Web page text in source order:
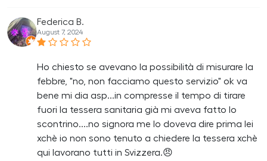
Federica B.
August 7, 2024
Ho chiesto se avevano la possibilità di misurare la
febbre, "no, non facciamo questo servizio" ok va
bene mi dia asp...in compresse il tempo di tirare
fuori la tessera sanitaria già mi aveva fatto lo
scontrino....no signora me lo doveva dire prima lei
xchè io non sono tenuto a chiedere la tessera xchè
qui lavorano tutti in Svizzera.😠